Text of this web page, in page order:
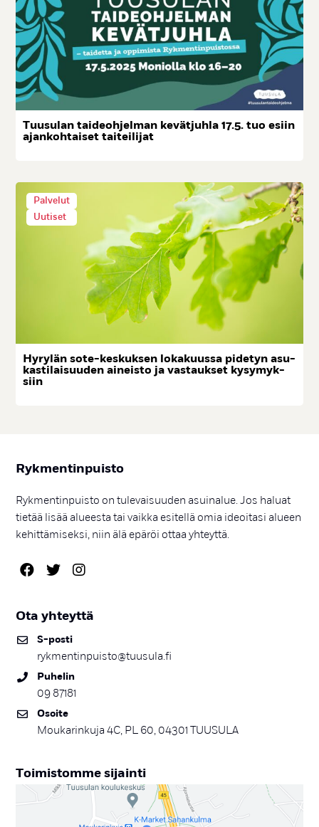
Tuu­su­lan tai­deoh­jel­man ke­vät­juh­la 17.5. tuo esiin
ajan­koh­tai­set tai­tei­li­jat
Palvelut
Uutiset
Hy­ry­län so­te-kes­kuk­sen lo­ka­kuus­sa pi­de­tyn asu­
kas­ti­lai­suu­den ai­neis­to ja vas­tauk­set ky­sy­myk­
siin
Ryk­men­tin­puis­to
Rykmentinpuisto on tulevaisuuden asuinalue. Jos haluat
tietää lisää alueesta tai vaikka esitellä omia ideoitasi alueen
kehittämiseksi, niin älä epäröi ottaa yhteyttä.
Ota yh­teyt­tä
S-pos­ti
rykmentinpuisto@tuusula.fi
Pu­he­lin
09 87181
Osoi­te
Moukarinkuja 4C, PL 60, 04301 TUUSULA
Toi­mis­tom­me si­jain­ti